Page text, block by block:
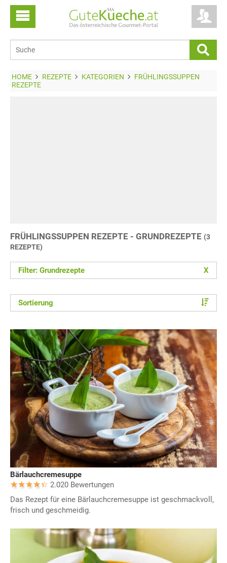
HOME REZEPTE KATEGORIEN
FRÜHLINGSSUPPEN
REZEPTE
FRÜHLINGSSUPPEN REZEPTE - GRUNDREZEPTE (3
REZEPTE)
Filter: Grundrezepte X
Sortierung
Bärlauchcremesuppe
2.020 Bewertungen
Das Rezept für eine Bärlauchcremesuppe ist geschmackvoll,
frisch und geschmeidig.